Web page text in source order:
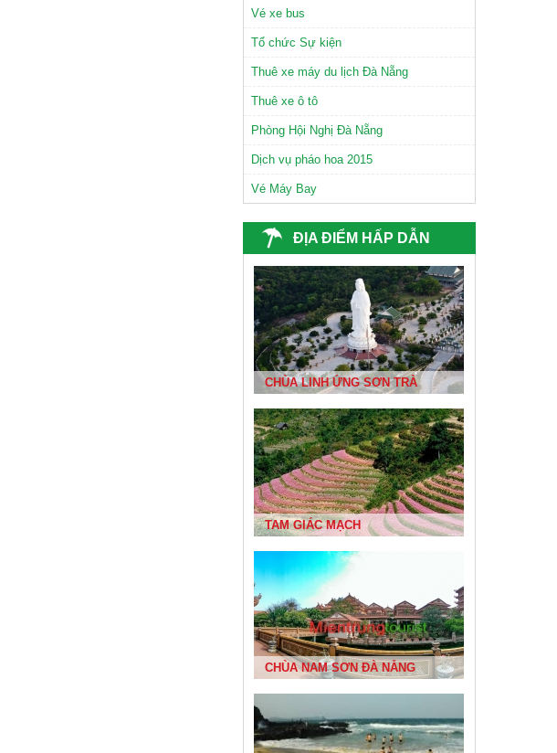
Vé xe bus
Tổ chức Sự kiện
Thuê xe máy du lịch Đà Nẵng
Thuê xe ô tô
Phòng Hội Nghị Đà Nẵng
Dịch vụ pháo hoa 2015
Vé Máy Bay
ĐỊA ĐIỂM HẤP DẪN
TAM GIÁC MẠCH
CHÙA NAM SƠN ĐÀ NẴNG
CHÙA LINH ỨNG SƠN TRÀ
TAM GIÁC MẠCH
CHÙA NAM SƠN ĐÀ NẴNG
BIỂN ĐÀ NẴNG ĐẸP NHẤT VIỆT NAM
DU XUÂN 1